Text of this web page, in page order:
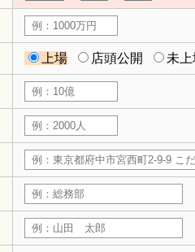
上場 店頭公開 未